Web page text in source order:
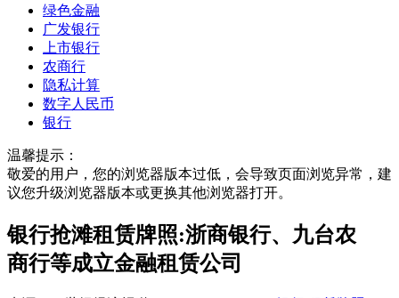
绿色金融
广发银行
上市银行
农商行
隐私计算
数字人民币
银行
温馨提示：
敬爱的用户，您的浏览器版本过低，会导致页面浏览异常，建
议您升级浏览器版本或更换其他浏览器打开。
银行抢滩租赁牌照:浙商银行、九台农
商行等成立金融租赁公司